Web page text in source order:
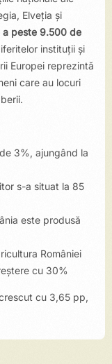
Elveția și
a peste 9.500 de
instituţii şi
Europei reprezintă
care au locuri
3%, ajungând la
s-a situat la 85
este produsă
României
cu 30%
cu 3,65 pp,